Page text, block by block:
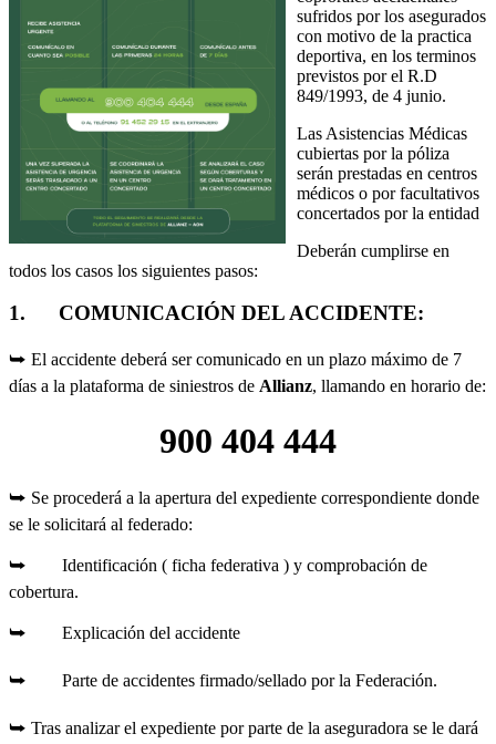
sufridos por los asegurados
con motivo de la practica
deportiva, en los terminos
previstos por el R.D
849/1993, de 4 junio.
Las Asistencias Médicas
cubiertas por la póliza
serán prestadas en centros
médicos o por facultativos
concertados por la entidad
Deberán cumplirse en
todos los casos los siguientes pasos:
1. COMUNICACIÓN DEL ACCIDENTE:
⮩ El accidente deberá ser comunicado en un plazo máximo de 7
días a la plataforma de siniestros de Allianz, llamando en horario de:
900 404 444
⮩ Se procederá a la apertura del expediente correspondiente donde
se le solicitará al federado:
⮩ Identificación ( ficha federativa ) y comprobación de
cobertura.
⮩ Explicación del accidente
⮩ Parte de accidentes firmado/sellado por la Federación.
⮩ Tras analizar el expediente por parte de la aseguradora se le dará